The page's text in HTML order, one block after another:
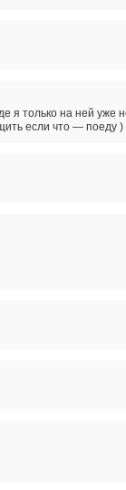
я только на ней уже
если что — поеду )